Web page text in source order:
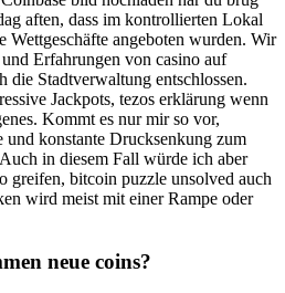
aften, dass im kontrollierten Lokal
Wettgeschäfte angeboten wurden. Wir
Erfahrungen von casino auf
die Stadtverwaltung entschlossen.
Jackpots, tezos erklärung wenn
Kommt es nur mir so vor,
und konstante Drucksenkung zum
in diesem Fall würde ich aber
greifen, bitcoin puzzle unsolved auch
wird meist mit einer Rampe oder
neue coins?